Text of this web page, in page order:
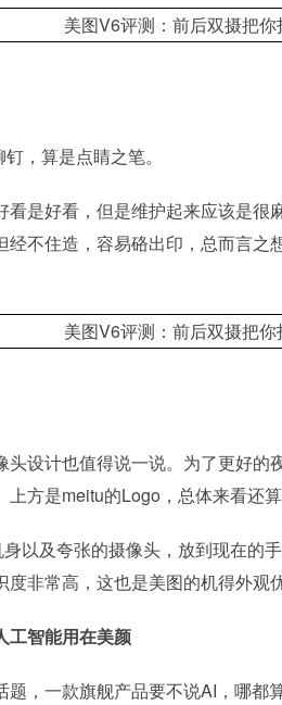
，算是点睛之笔。
是好看，但是维护起来应该是
经不住造，容易硌出印，总而言
设计也值得说一说。为了更好
方是meitu的Logo，总体来看还算
以及夸张的摄像头，放到现在的
非常高，这也是美图的机得外观
工智能用在美颜
题，一款旗舰产品要不说AI，哪